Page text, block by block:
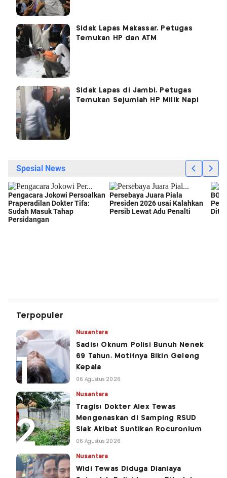
Sidak Lapas Makassar, Petugas
Temukan HP dan ATM
Sidak Lapas di Jambi, Petugas
Temukan Sejumlah HP Milik Napi
Terpopuler
Nusantara
Sadis! Oknum Polisi Bunuh Nenek
69 Tahun, Motifnya Bikin Geleng
Kepala
06 Agustus 2026
Nusantara
Tragis! Dokter Alex Tewas
Mengenaskan di Samping RSUD
Siak Akibat Suntikan Rocuronium
06 Agustus 2026
Nusantara
Widi Tewas Diduga Dianiaya